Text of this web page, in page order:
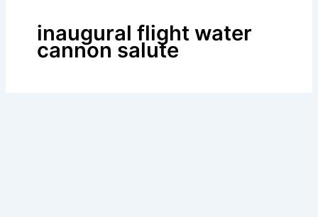
inaugural flight water
cannon salute